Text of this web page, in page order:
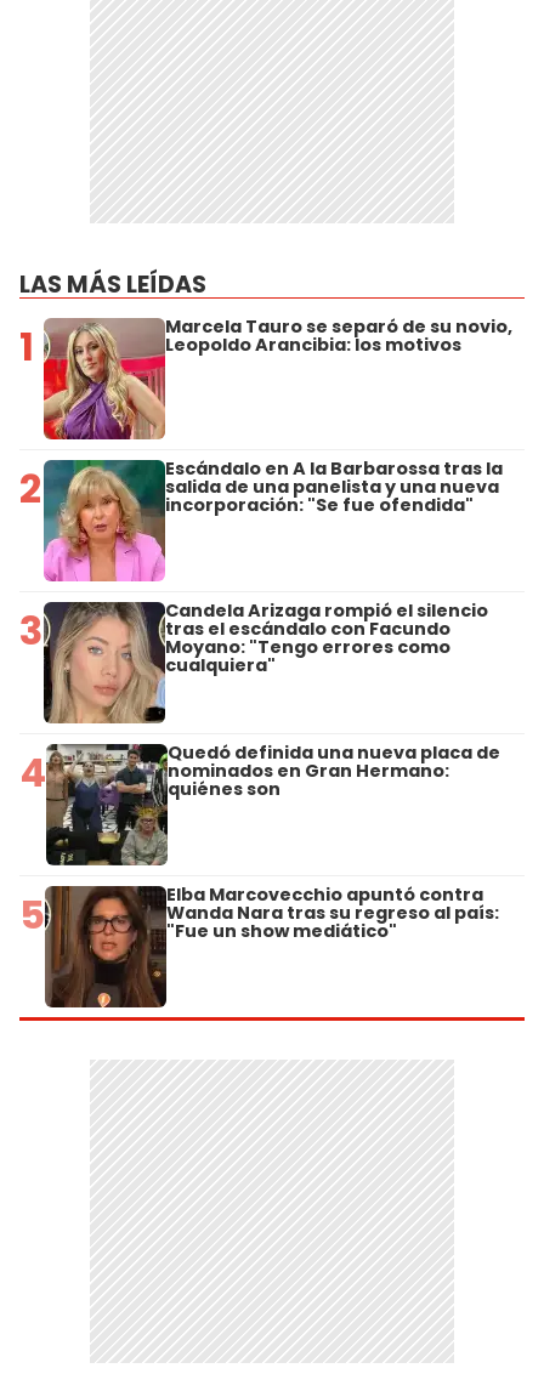
LAS MÁS LEÍDAS
1 Marcela Tauro se separó de su novio,
Leopoldo Arancibia: los motivos
2 Escándalo en A la Barbarossa tras la
salida de una panelista y una nueva
incorporación: "Se fue ofendida"
3 Candela Arizaga rompió el silencio
tras el escándalo con Facundo
Moyano: "Tengo errores como
cualquiera"
4 Quedó definida una nueva placa de
nominados en Gran Hermano:
quiénes son
5 Elba Marcovecchio apuntó contra
Wanda Nara tras su regreso al país:
"Fue un show mediático"